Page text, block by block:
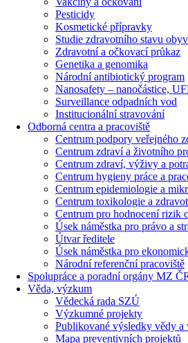
Pesticidy
Kosmetické přípravky
Studie zdravotního stavu
Zdravotní a očkovací průkaz
Genetika a genomika
Národní antibiotický program
Nanosafety – nanočástice,
Surveillance odpadních vod
Institucionální stravování
Odborná centra a pracoviště
Centrum podpory veřejného
Centrum zdraví a životního
Centrum zdraví, výživy a
Centrum hygieny práce a
Centrum epidemiologie a
Centrum toxikologie a
Centrum pro hodnocení rizik
Úsek náměstka pro právo a
Útvar ředitele
Úsek náměstka pro
Národní referenční pracoviště
Spolupráce a poradní orgány MZ
Věda, výzkum
Vědecká rada SZÚ
Výzkumné projekty
Publikované výsledky vědy
Mapa preventivních projektů